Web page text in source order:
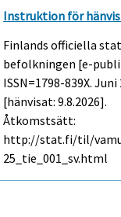
Instruktion för
Finlands officiella
befolkningen [e-
ISSN=1798-839X.Juni
[hänvisat: 9.8.2026].
Åtkomstsätt:
http://stat.fi/til/
25_tie_001_sv.html